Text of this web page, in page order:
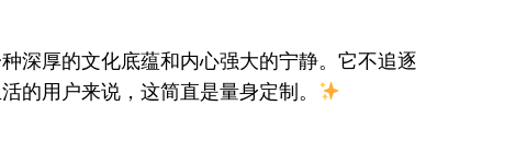
深厚的文化底蕴和内心强大的宁静。它不追逐
的用户来说，这简直是量身定制。